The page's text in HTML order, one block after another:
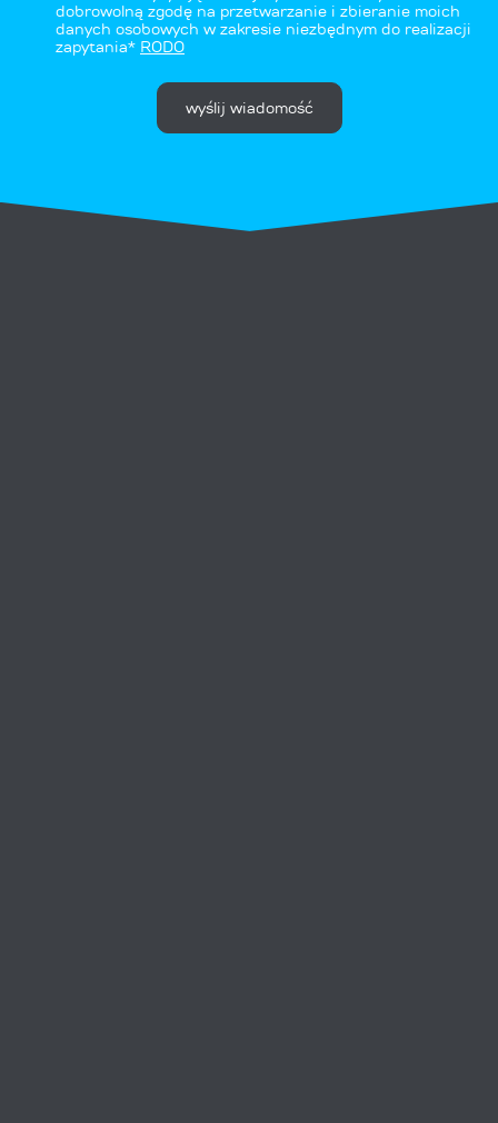
dobrowolną zgodę na przetwarzanie i zbieranie moich
danych osobowych w zakresie niezbędnym do realizacji
zapytania* RODO